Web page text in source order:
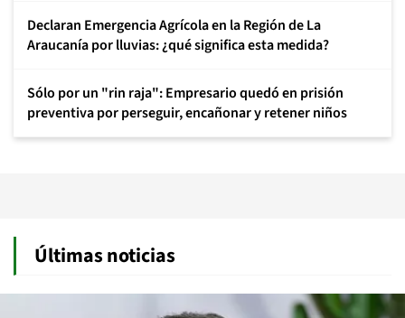
Declaran Emergencia Agrícola en la Región de La
Araucanía por lluvias: ¿qué significa esta medida?
Sólo por un "rin raja": Empresario quedó en prisión
preventiva por perseguir, encañonar y retener niños
Últimas noticias